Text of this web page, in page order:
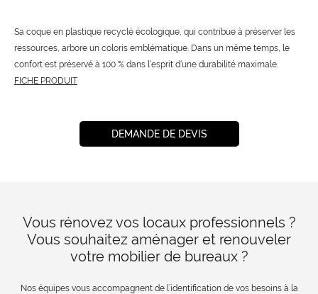
Sa coque en plastique recyclé écologique, qui contribue à préserver les
ressources, arbore un coloris emblématique. Dans un même temps, le
confort est préservé à 100 % dans l‘esprit d‘une durabilité maximale.
FICHE PRODUIT
DEMANDE DE DEVIS
Vous rénovez vos locaux professionnels ?
Vous souhaitez aménager et renouveler
votre mobilier de bureaux ?
Nos équipes vous accompagnent de l’identification de vos besoins à la